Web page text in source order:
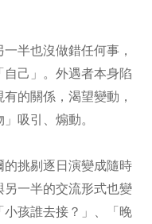
半也沒做錯任何事，
己」。外遇者本身陷
的關係，渴望變動，
吸引、煽動。
的挑剔逐日演變成隨時
一半的交流形式也變
小孩誰去接？」、「晚